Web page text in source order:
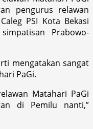
pengurus relawan
PSI Kota Bekasi
Prabowo-
mengatakan sangat
PaGi.
Matahari PaGi
di Pemilu nanti,”